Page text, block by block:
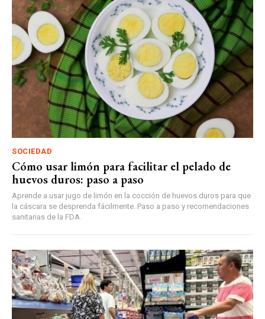
SOCIEDAD
Cómo usar limón para facilitar el pelado de
huevos duros: paso a paso
Aprende a usar jugo de limón en la cocción de huevos duros para que
la cáscara se desprenda fácilmente. Paso a paso y recomendaciones
sanitarias de la FDA.